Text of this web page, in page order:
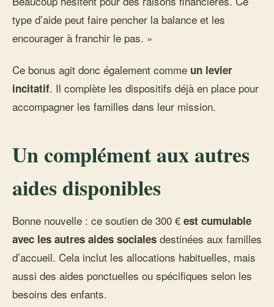
type d’aide peut faire pencher la balance et les
encourager à franchir le pas. »
Ce bonus agit donc également comme un levier
incitatif. Il complète les dispositifs déjà en place pour
accompagner les familles dans leur mission.
Un complément aux autres
aides disponibles
Bonne nouvelle : ce soutien de 300 € est cumulable
avec les autres aides sociales destinées aux familles
d’accueil. Cela inclut les allocations habituelles, mais
aussi des aides ponctuelles ou spécifiques selon les
besoins des enfants.